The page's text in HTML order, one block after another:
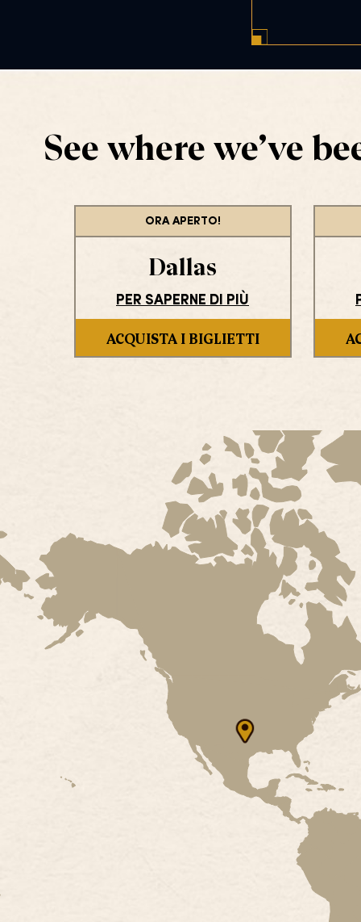
o
d
See where we’ve
ORA APERTO!
Dallas
PER SAPERNE DI PIÙ
ACQUISTA I BIGLIETTI